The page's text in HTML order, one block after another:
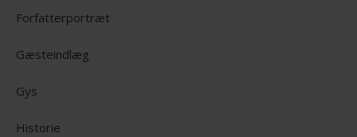
Forfatterportræt
Gæsteindlæg
Gys
Historie